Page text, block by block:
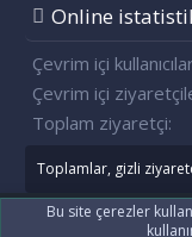
Online
Çevrim içi
Çevrim içi
Toplam ziyaretçi
Toplamlar, gizli
Community platform by
Bu site çerezler